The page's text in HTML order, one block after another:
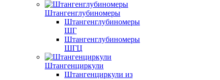
Штангенглубиномеры
Штангенглубиномеры
ШГ
Штангенглубиномеры
ШГЦ
Штангенциркули
Штангенциркули из